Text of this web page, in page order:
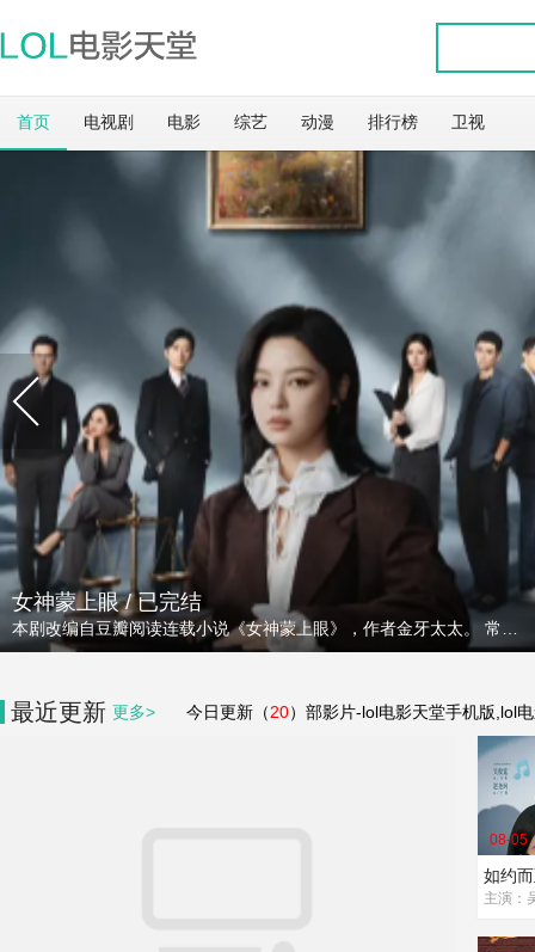
首页 电视剧 电影 综艺 动漫 排行榜 卫视
女神蒙上眼 / 已完结
最近更新 更多> 今日更新（20）部影片-lol电影天堂手机版,lol
08-05
如约